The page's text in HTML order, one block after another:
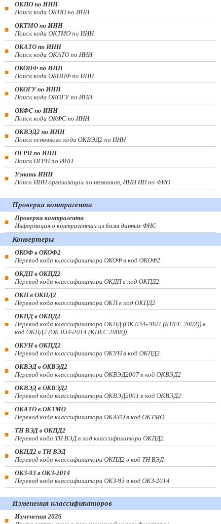
ОКПО по ИНН
Поиск кода ОКПО по ИНН
ОКТМО по ИНН
Поиск кода ОКТМО по ИНН
ОКАТО по ИНН
Поиск кода ОКАТО по ИНН
ОКОПФ по ИНН
Поиск кода ОКОПФ по ИНН
ОКОГУ по ИНН
Поиск кода ОКОГУ по ИНН
ОКФС по ИНН
Поиск кода ОКФС по ИНН
ОКВЭД2 по ИНН
Поиск основного кода ОКВЭД2 по ИНН
ОГРН по ИНН
Поиск ОГРН по ИНН
Узнать ИНН
Поиск ИНН организации по названию, ИНН ИП по ФИО
Проверка контрагента
Проверка контрагента
Информация о контрагентах из базы данных ФНС
Конвертеры
ОКОФ в ОКОФ2
Перевод кода классификатора ОКОФ в код ОКОФ2
ОКДП в ОКПД2
Перевод кода классификатора ОКДП в код ОКПД2
ОКП в ОКПД2
Перевод кода классификатора ОКП в код ОКПД2
ОКПД в ОКПД2
Перевод кода классификатора ОКПД (ОК 034-2007 (КПЕС 2002)) в
код ОКПД2 (ОК 034-2014 (КПЕС 2008))
ОКУН в ОКПД2
Перевод кода классификатора ОКУН в код ОКПД2
ОКВЭД в ОКВЭД2
Перевод кода классификатора ОКВЭД2007 в код ОКВЭД2
ОКВЭД в ОКВЭД2
Перевод кода классификатора ОКВЭД2001 в код ОКВЭД2
ОКАТО в ОКТМО
Перевод кода классификатора ОКАТО в код ОКТМО
ТН ВЭД в ОКПД2
Перевод кода ТН ВЭД в код классификатора ОКПД2
ОКПД2 в ТН ВЭД
Перевод кода классификатора ОКПД2 в код ТН ВЭД
ОКЗ-93 в ОКЗ-2014
Перевод кода классификатора ОКЗ-93 в код ОКЗ-2014
Изменения классификаторов
Изменения 2026